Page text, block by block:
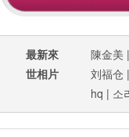
最新來
世相片
陳金美
刘福仓
hq | 소